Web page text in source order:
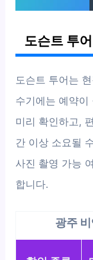
도슨트 투
도슨트 투어는
수기에는 예약이
미리 확인하고,
간 이상 소요될
사진 촬영 가능
합니다.
광주